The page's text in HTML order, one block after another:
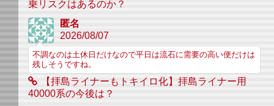
乗リスクはあるのか？
匿名
2026/08/07
不調なのは土休日だけなので平日は流石に需要の高い便だけは
残しそうですね。
【拝島ライナーもトキイロ化】拝島ライナー用
40000系の今後は？